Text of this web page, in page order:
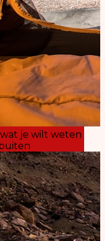
je wilt weten